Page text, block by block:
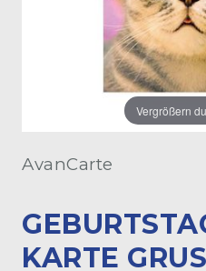
Vergrößern
AvanCarte
KARTE